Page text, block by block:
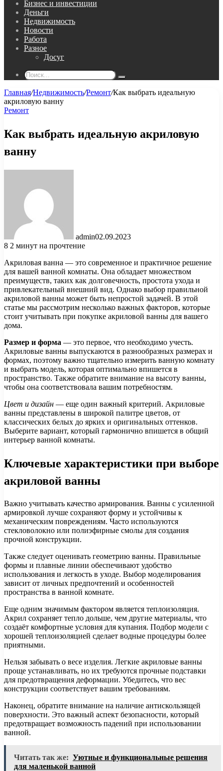
Бизнес и инвестиции
Деньги
Недвижимость
Новости
Работа
Разное
Досуг
Поиск...
Главная/Недвижимость/Ремонт/Как выбрать идеальную
акриловую ванну
Ремонт
Как выбрать идеальную акриловую
ванну
admin02.09.2023
8 2 минут на прочтение
Акриловая ванна — это современное и практичное решение
для вашей ванной комнаты. Она обладает множеством
преимуществ, таких как долговечность, простота ухода и
привлекательный внешний вид. Однако выбор правильной
акриловой ванны может быть непростой задачей. В этой
статье мы рассмотрим несколько важных факторов, которые
стоит учитывать при покупке акриловой ванны для вашего
дома.
Размер и форма — это первое, что необходимо учесть.
Акриловые ванны выпускаются в разнообразных размерах и
формах, поэтому важно тщательно измерить ванную комнату
и выбрать модель, которая оптимально впишется в
пространство. Также обратите внимание на высоту ванны,
чтобы она соответствовала вашим потребностям.
Цвет и дизайн — еще один важный критерий. Акриловые
ванны представлены в широкой палитре цветов, от
классических белых до ярких и оригинальных оттенков.
Выберите вариант, который гармонично впишется в общий
интерьер ванной комнаты.
Ключевые характеристики при выборе
акриловой ванны
Важно учитывать качество армирования. Ванны с усиленной
армировкой лучше сохраняют форму и устойчивы к
механическим повреждениям. Часто используются
стекловолокно или полиэфирные смолы для создания
прочной конструкции.
Также следует оценивать геометрию ванны. Правильные
формы и плавные линии обеспечивают удобство
использования и легкость в уходе. Выбор моделирования
зависит от личных предпочтений и особенностей
пространства в ванной комнате.
Еще одним значимым фактором является теплоизоляция.
Акрил сохраняет тепло дольше, чем другие материалы, что
создаёт комфортные условия для купания. Подбор модели с
хорошей теплоизоляцией сделает водные процедуры более
приятными.
Нельзя забывать о весе изделия. Легкие акриловые ванны
проще устанавливать, но их требуются прочные подставки
для предотвращения деформации. Убедитесь, что вес
конструкции соответствует вашим требованиям.
Наконец, обратите внимание на наличие антискользящей
поверхности. Это важный аспект безопасности, который
предотвращает возможность падений при использовании
ванной.
Читать так же: Уютные и функциональные решения
для маленькой ванной